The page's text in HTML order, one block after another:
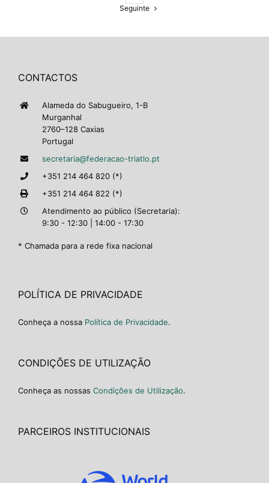
Seguinte
CONTACTOS
Alameda do Sabugueiro, 1-B
Murganhal
2760–128 Caxias
Portugal
secretaria@federacao-triatlo.pt
+351 214 464 820 (*)
+351 214 464 822 (*)
Atendimento ao público (Secretaria):
9:30 - 12:30 | 14:00 - 17:30
* Chamada para a rede fixa nacional
POLÍTICA DE PRIVACIDADE
Conheça a nossa Política de Privacidade.
CONDIÇÕES DE UTILIZAÇÃO
Conheça as nossas Condições de Utilização.
PARCEIROS INSTITUCIONAIS